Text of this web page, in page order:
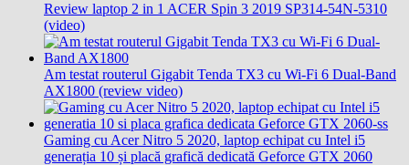
Review laptop 2 in 1 ACER Spin 3 2019 SP314-54N-5310
(video)
Am testat routerul Gigabit Tenda TX3 cu Wi-Fi 6 Dual-Band
AX1800 (review video)
Gaming cu Acer Nitro 5 2020, laptop echipat cu Intel i5
generația 10 și placă grafică dedicată Geforce GTX 2060